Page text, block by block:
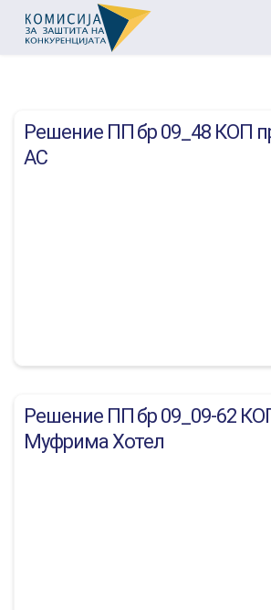
Решение ПП бр 09_48 КОП
АС
Решение ПП бр 09_09-62
Муфрима Хотел